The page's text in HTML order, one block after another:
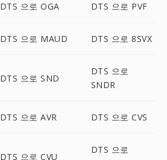
DTS 으로 OGA DTS 으로 PVF
DTS 으로 MAUD DTS 으로 8SVX
DTS 으로 SND
DTS 으로
SNDR
DTS 으로 AVR DTS 으로 CVS
DTS 으로 CVU
DTS 으로